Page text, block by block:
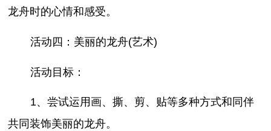
龙舟时的心情和感受。
活动四：美丽的龙舟(艺术)
活动目标：
1、尝试运用画、撕、剪、贴等多种方式和同伴
共同装饰美丽的龙舟。